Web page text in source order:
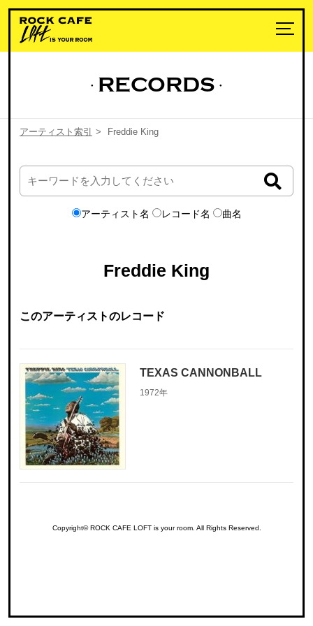
RECORDS
アーティスト索引 > Freddie King
アーティスト名 レコード名 曲名
Freddie King
このアーティストのレコード
TEXAS CANNONBALL
1972年
Copyright© ROCK CAFE LOFT is your room. All Rights Reserved.